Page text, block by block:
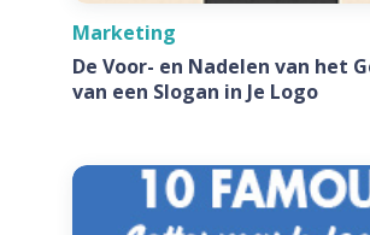
Marketing
De Voor- en Nadelen van het
van een Slogan in Je Logo